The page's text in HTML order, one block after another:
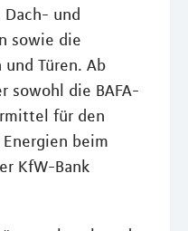
Dach- und
sowie die
Türen. Ab
sowohl die BAFA-
für den
beim
KfW-Bank